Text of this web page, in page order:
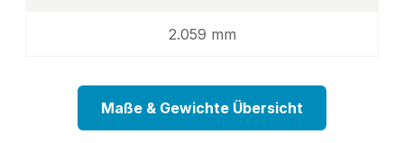
2.059 mm
Maße & Gewichte Übersicht